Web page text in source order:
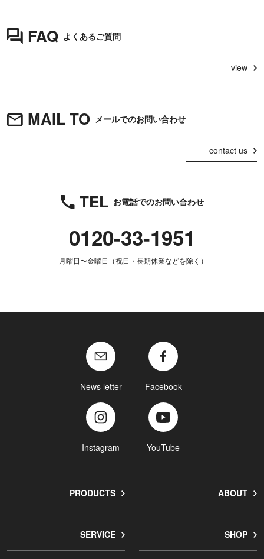
FAQ よくあるご質問
view
MAIL TO メールでのお問い合わせ
contact us
TEL お電話でのお問い合わせ
0120-33-1951
月曜日〜金曜日（祝日・長期休業などを除く）
News letter Facebook
Instagram YouTube
PRODUCTS ABOUT
SERVICE SHOP